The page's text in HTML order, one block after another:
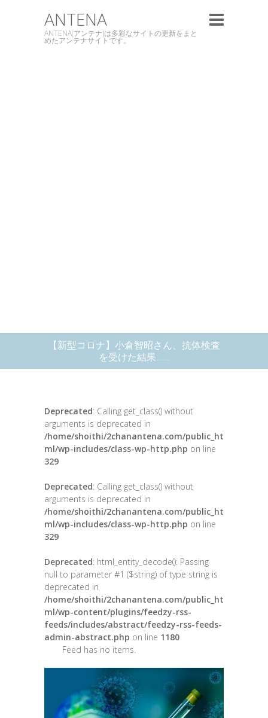
ANTENA
ANTENA(アンテナ)は多彩なサイトの更新をまと
めたアンテナサイトです。
【新型コロナ】小倉智昭さん、抗体検査
を受けた結果……
Deprecated: Calling get_class() without
arguments is deprecated in
/home/shoithi/2chanantena.com/public_ht
ml/wp-includes/class-wp-http.php on line
329
Deprecated: Calling get_class() without
arguments is deprecated in
/home/shoithi/2chanantena.com/public_ht
ml/wp-includes/class-wp-http.php on line
329
Deprecated: html_entity_decode(): Passing
null to parameter #1 ($string) of type string is
deprecated in
/home/shoithi/2chanantena.com/public_ht
ml/wp-content/plugins/feedzy-rss-
feeds/includes/abstract/feedzy-rss-feeds-
admin-abstract.php on line 1180
Feed has no items.